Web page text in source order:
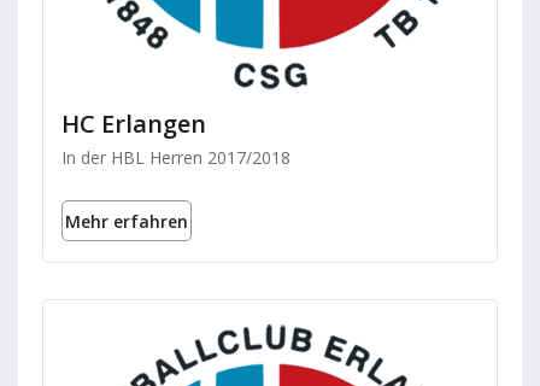
HC Erlangen
In der HBL Herren 2017/2018
Mehr erfahren